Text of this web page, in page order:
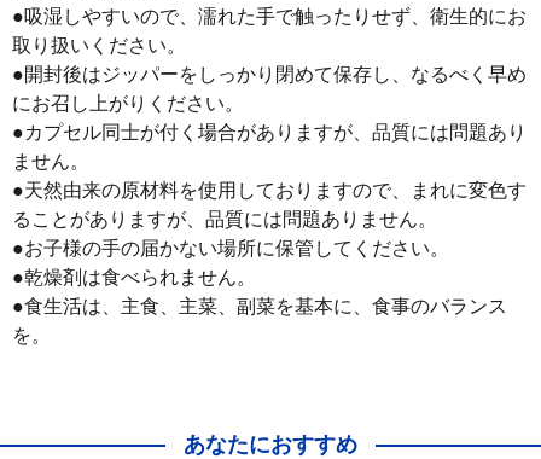
●吸湿しやすいので、濡れた手で触ったりせず、衛生的にお
取り扱いください。
●開封後はジッパーをしっかり閉めて保存し、なるべく早め
にお召し上がりください。
●カプセル同士が付く場合がありますが、品質には問題あり
ません。
●天然由来の原材料を使用しておりますので、まれに変色す
ることがありますが、品質には問題ありません。
●お子様の手の届かない場所に保管してください。
●乾燥剤は食べられません。
●食生活は、主食、主菜、副菜を基本に、食事のバランス
を。
あなたにおすすめ